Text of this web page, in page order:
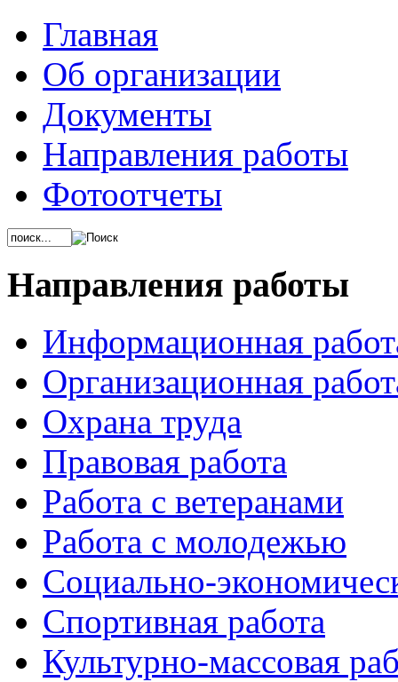
Главная
Об организации
Документы
Направления работы
Фотоотчеты
Направления работы
Информационная
Организационная
Охрана труда
Правовая работа
Работа с ветеранами
Работа с молодежью
Социально-
Спортивная работа
Культурно-массовая